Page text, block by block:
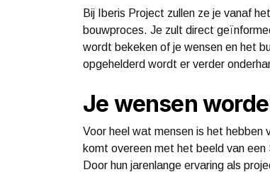
Bij Iberis Project zullen ze je vanaf
bouwproces. Je zult direct
wordt bekeken of je wensen en het
opgehelderd wordt er verder
Je wensen
Voor heel wat mensen is het hebben
komt overeen met het beeld van
Door hun jarenlange ervaring als